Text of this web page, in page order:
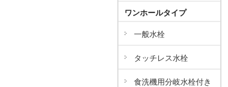
ワンホールタイプ
一般水栓
タッチレス水栓
食洗機用分岐水栓付き